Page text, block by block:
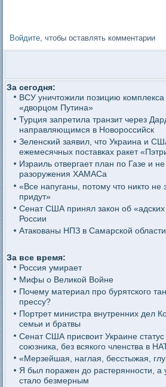
Войдите , чтобы оставлять комментарии
За сегодня:
ВСУ уничтожили позицию
«дворцом Путина»
Турция запретила транзит через
направляющимся в Новороссийск
Зеленский заявил, что Украина и
ежемесячных поставках ракет
Израиль отвергает план по Газе и
разоружения ХАМАСа
«Все напуганы, потому что никто не
придут»
Сенат США принял закон об «адских
России
Атакованы НПЗ в Самарской
За все время:
Россия умирает
Мифы о Великой Войне
Почему материал про бурятского
прессу?
Портрет министра внутренних дел
семьи и братвы
Сенат США присвоит Украине статус
союзника, без всякого членства в
«Мерзейшая, наглая, бесстыжая,
Я был поражен до растерянности, а
стало безмерным